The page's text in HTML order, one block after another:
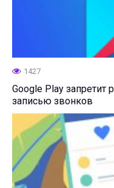
1427
Google Play
записью звонков